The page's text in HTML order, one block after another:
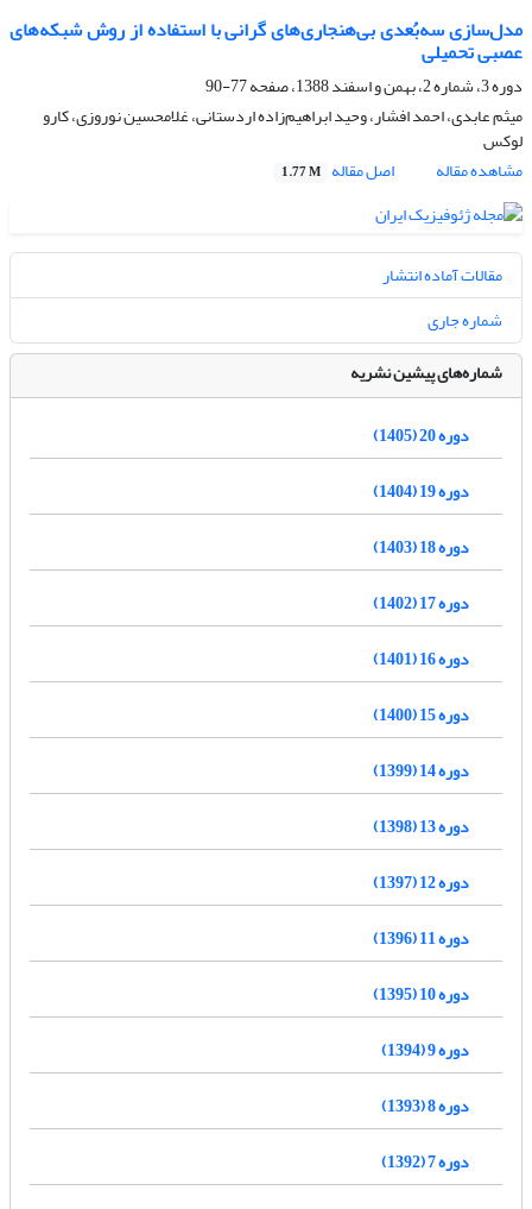
مدل‌سازی سه‌بُعدی بی‌هنجاری‌های گرانی با استفاده از روش‌ شبکه‌های
عصبی تحمیلی
دوره 3، شماره 2، بهمن و اسفند 1388، صفحه
77-90
میثم عابدی، احمد افشار، وحید ابراهیم‌زاده اردستانی، غلامحسین نوروزی، کارو
لوکس
مشاهده مقاله
اصل مقاله 1.77 M
مقالات آماده انتشار
شماره جاری
شماره‌های پیشین نشریه
دوره 20 (1405)
دوره 19 (1404)
دوره 18 (1403)
دوره 17 (1402)
دوره 16 (1401)
دوره 15 (1400)
دوره 14 (1399)
دوره 13 (1398)
دوره 12 (1397)
دوره 11 (1396)
دوره 10 (1395)
دوره 9 (1394)
دوره 8 (1393)
دوره 7 (1392)